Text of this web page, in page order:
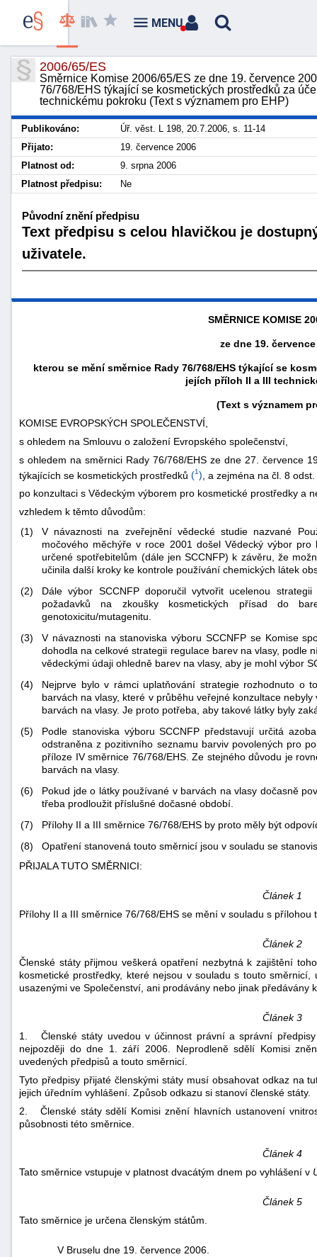
2006/65/ES
Směrnice Komise 2006/65/ES ze dne 19. července
76/768/EHS týkající se kosmetických prostředků za
technickému pokroku (Text s významem pro EHP)
Publikováno:
Úř. věst. L 198, 20.7.2006, s. 11-14
Přijato:
19. července 2006
Platnost od:
9. srpna 2006
Platnost předpisu:
Ne
Původní znění předpisu
Text předpisu s celou hlavičkou je
uživatele.
SMĚRNICE KOMISE
ze dne 19. července
kterou se mění směrnice Rady 76/768/EHS týkající se
jejích příloh II a III
(Text s významem
KOMISE EVROPSKÝCH SPOLEČENSTVÍ,
s ohledem na Smlouvu o založení Evropského společenství,
s ohledem na směrnici Rady 76/768/EHS ze dne 27. července
týkajících se kosmetických prostředků (1) , a zejména na čl. 8
po konzultaci s Vědeckým výborem pro kosmetické prostředky a
vzhledem k těmto důvodům:
(1)
V návaznosti na zveřejnění vědecké studie nazvané
močového měchýře v roce 2001 došel Vědecký výbor
určené spotřebitelům (dále jen SCCNFP) k závěru, že
učinila další kroky ke kontrole používání chemických látek
(2)
Dále výbor SCCNFP doporučil vytvořit ucelenou
požadavků na zkoušky kosmetických přísad do
genotoxicitu/mutagenitu.
(3)
V návaznosti na stanoviska výboru SCCNFP se Komise
dohodla na celkové strategii regulace barev na vlasy, podle
vědeckými údaji ohledně barev na vlasy, aby je mohl výbor
(4)
Nejprve bylo v rámci uplatňování strategie rozhodnuto o
barvách na vlasy, které v průběhu veřejné konzultace
barvách na vlasy. Je proto potřeba, aby takové látky byly
(5)
Podle stanoviska výboru SCCNFP představují určitá
odstraněna z pozitivního seznamu barviv povolených pro
příloze IV směrnice 76/768/EHS. Ze stejného důvodu je
barvách na vlasy.
(6)
Pokud jde o látky používané v barvách na vlasy dočasně
třeba prodloužit příslušné dočasné období.
(7)
Přílohy II a III směrnice 76/768/EHS by proto měly být
(8)
Opatření stanovená touto směrnicí jsou v souladu se
PŘIJALA TUTO SMĚRNICI:
Článek 1
Přílohy II a III směrnice 76/768/EHS se mění v souladu s přílohou
Článek 2
Členské státy přijmou veškerá opatření nezbytná k zajištění
kosmetické prostředky, které nejsou v souladu s touto
usazenými ve Společenství, ani prodávány nebo jinak předávány
Článek 3
1. Členské státy uvedou v účinnost právní a správní
nejpozději do dne 1. září 2006. Neprodleně sdělí Komisi
uvedených předpisů a touto směrnicí.
Tyto předpisy přijaté členskými státy musí obsahovat odkaz na
jejich úředním vyhlášení. Způsob odkazu si stanoví členské státy.
2. Členské státy sdělí Komisi znění hlavních ustanovení
působnosti této směrnice.
Článek 4
Tato směrnice vstupuje v platnost dvacátým dnem po vyhlášení v
Článek 5
Tato směrnice je určena členským státům.
V Bruselu dne 19. července 2006.
MENU
škody
náhrady